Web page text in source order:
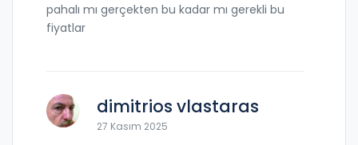
pahalı mı gerçekten bu kadar mı gerekli bu
fiyatlar
dimitrios vlastaras
27 Kasım 2025